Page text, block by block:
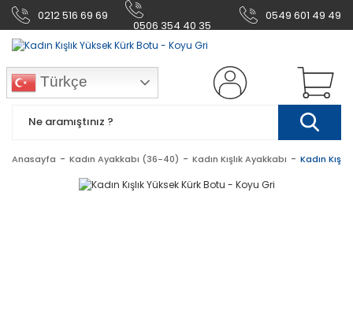
0212 516 69 69
0506 354 40 35
0549 601 49 49
Türkçe
Anasayfa Kadın Ayakkabı (36-40) Kadın Kışlık Ayakkabı Kadın